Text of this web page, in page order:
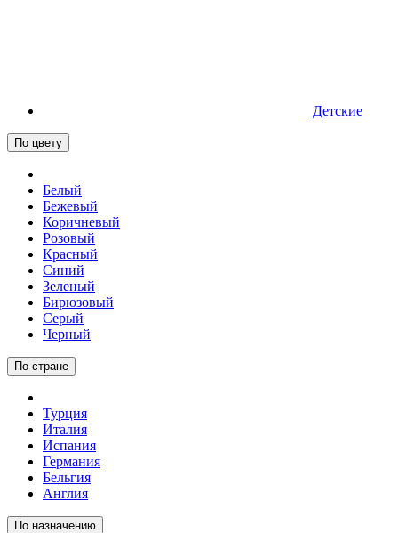
Детские
По цвету
Белый
Бежевый
Коричневый
Розовый
Красный
Синий
Зеленый
Бирюзовый
Серый
Черный
По стране
Турция
Италия
Испания
Германия
Бельгия
Англия
По назначению